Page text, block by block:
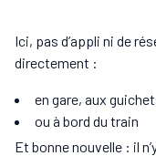
Ici, pas d’appli ni de
directement :
en gare, aux
ou à bord du train
Et bonne nouvelle : il